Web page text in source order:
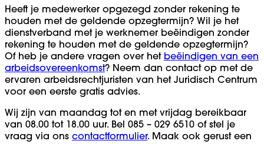
Heeft je medewerker opgezegd zonder rekening te
houden met de geldende opzegtermijn? Wil je het
dienstverband met je werknemer beëindigen zonder
rekening te houden met de geldende opzegtermijn?
Of heb je andere vragen over het beëindigen van een
arbeidsovereenkomst? Neem dan contact op met de
ervaren arbeidsrechtjuristen van het Juridisch Centrum
voor een eerste gratis advies.
Wij zijn van maandag tot en met vrijdag bereikbaar
van 08.00 tot 18.00 uur. Bel 085 – 029 6510 of stel je
vraag via ons contactformulier. Maak ook gerust een